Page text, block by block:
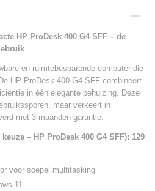
HP ProDesk 400 G4 SFF – de
en ruimtebesparende computer die
HP ProDesk 400 G4 SFF combineert
in één elegante behuizing. Deze
maar verkeert in
met 3 maanden garantie.
– HP ProDesk 400 G4 SFF): 129
voor soepel multitasking
11